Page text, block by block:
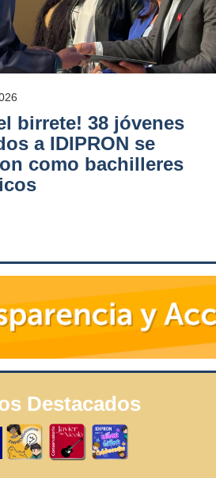
birrete! 38 jóvenes
a IDIPRON se
como bachilleres
Destacados